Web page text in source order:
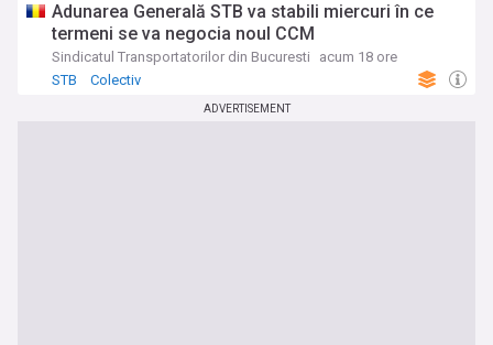
Adunarea Generală STB va stabili miercuri în ce
termeni se va negocia noul CCM
Sindicatul Transportatorilor din Bucuresti
acum 18 ore
STB
Colectiv
ADVERTISEMENT